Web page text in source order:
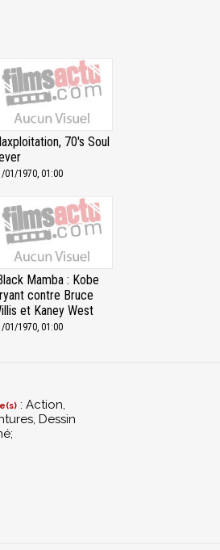
70's Soul
01/1970, 01:00
Mamba : Kobe
contre Bruce
et Kaney West
01/1970, 01:00
: Action,
Dessin